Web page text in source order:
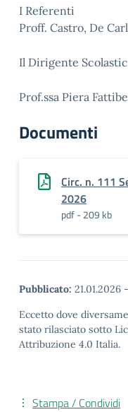
I Referenti
Proff. Castro, De
Il Dirigente
Prof.ssa Piera
Documenti
Circ. n. 111
2026
pdf - 209 kb
Pubblicato: 21.01.2026 -
Eccetto dove
stato rilasciato sotto
Attribuzione 4.0 Italia.
Stampa / Condividi